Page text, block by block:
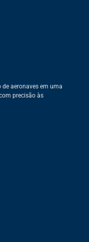
aeronaves em uma
precisão às